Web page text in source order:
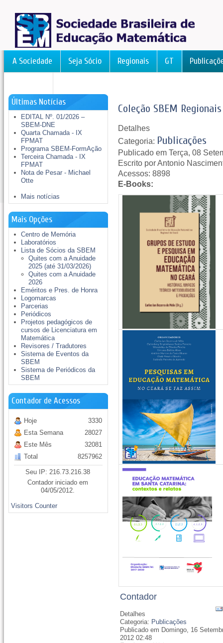
A Sociedade Seja Sócio Regionais GT
Últimas Notícias
EDITAL Nº. 01/2026 –
SBEM-DNE
Quarta Chamada - IX
FPMAT
Programa SBEM-FormAção
Terceira Chamada - IX
FPMAT
Nota de Pesar - Michael
Otte
Mais notícias
Mais Opções
Centro de Memória
Laboratórios
Lista de Sócios da SBEM
Quites com a Anuidade
2025 (até 31/03/2026)
Quites com a Anuidade
2026
Eméritos e Pres. de Honra
Logomarcas
Parcerias
Periódicos
Projetos pedagógicos de
cursos de Licenciatura em
Matemática
Revisores / Tradutores
Sistema de Eventos da
SBEM
Sistema de Periódicos da
SBEM
Contador de Acessos
Hoje
Esta Semana
Este Mês
Total
3330
28027
32081
8257962
Seu IP: 216.73.216.38
Contador iniciado em
04/05/2012.
Visitors Counter
Coleção SBEM Regionais
Detalhes
Categoria: Publicações
Publicado em Terça, 08
Escrito por Antonio
Acessos: 8898
E-Books:
Contador
Detalhes
Categoria: Publicações
Publicado em Domingo, 16
2012 02:48